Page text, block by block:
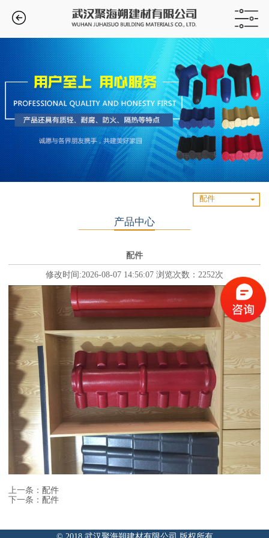
配件
产品中心
配件
修改时间:2026-08-07 14:56:07 浏览次数：2252次
上一条： 配件
下一条： 配件